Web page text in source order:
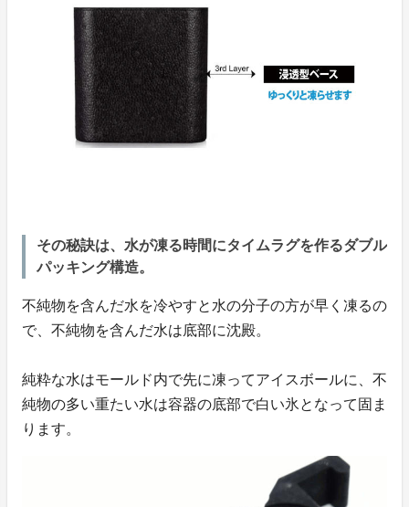
その秘訣は、水が凍る時間にタイムラグを作るダブル
パッキング構造。
不純物を含んだ水を冷やすと水の分子の方が早く凍るの
で、不純物を含んだ水は底部に沈殿。
純粋な水はモールド内で先に凍ってアイスボールに、不
純物の多い重たい水は容器の底部で白い氷となって固ま
ります。